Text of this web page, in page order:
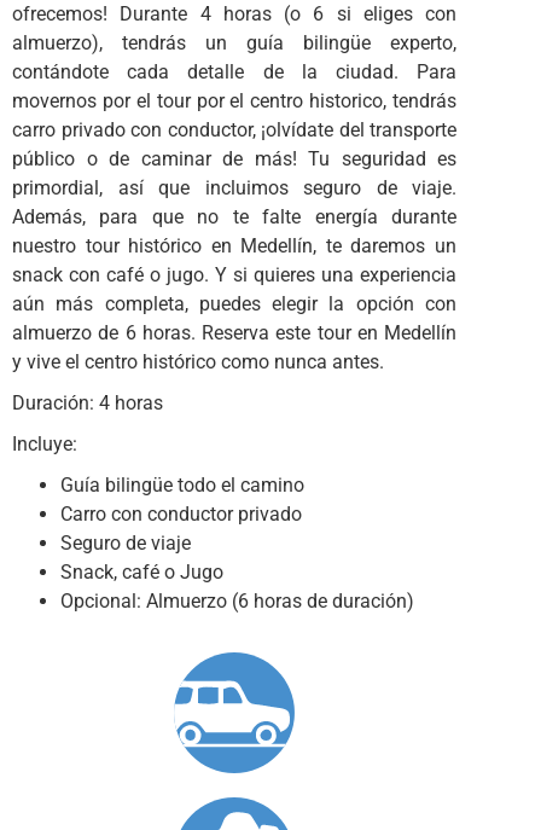
ofrecemos! Durante 4 horas (o 6 si eliges con
almuerzo), tendrás un guía bilingüe experto,
contándote cada detalle de la ciudad. Para
movernos por el tour por el centro historico, tendrás
carro privado con conductor, ¡olvídate del transporte
público o de caminar de más! Tu seguridad es
primordial, así que incluimos seguro de viaje.
Además, para que no te falte energía durante
nuestro tour histórico en Medellín, te daremos un
snack con café o jugo. Y si quieres una experiencia
aún más completa, puedes elegir la opción con
almuerzo de 6 horas. Reserva este tour en Medellín
y vive el centro histórico como nunca antes.
Duración: 4 horas
Incluye:
Guía bilingüe todo el camino
Carro con conductor privado
Seguro de viaje
Snack, café o Jugo
Opcional: Almuerzo (6 horas de duración)